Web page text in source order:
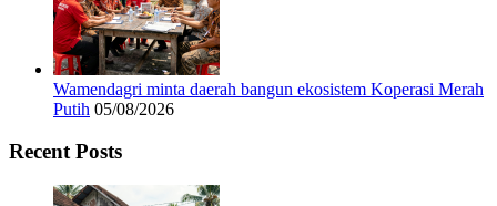
Wamendagri minta daerah bangun ekosistem Koperasi Merah
Putih 05/08/2026
Recent Posts